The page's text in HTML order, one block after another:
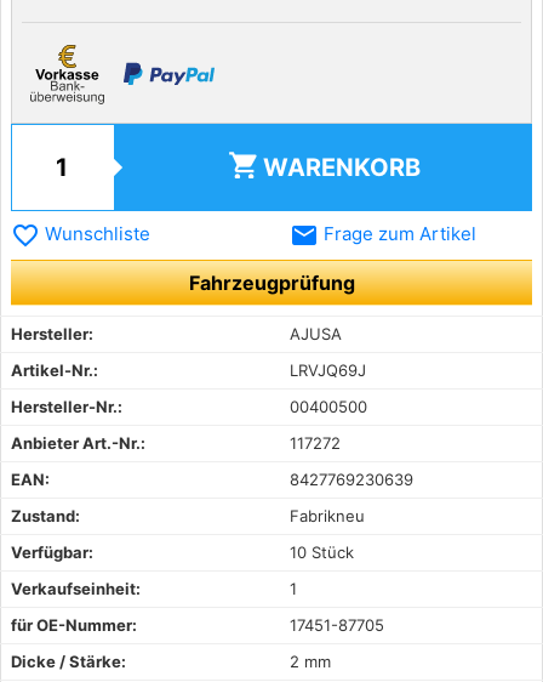
shopping_cart WARENKORB
favorite_border Wunschliste email Frage zum Artikel
Fahrzeugprüfung
Hersteller:
AJUSA
Artikel-Nr.:
LRVJQ69J
Hersteller-Nr.:
00400500
Anbieter Art.-Nr.:
117272
EAN:
8427769230639
Zustand:
Fabrikneu
Verfügbar:
10 Stück
Verkaufseinheit:
1
für OE-Nummer:
17451-87705
Dicke / Stärke:
2 mm